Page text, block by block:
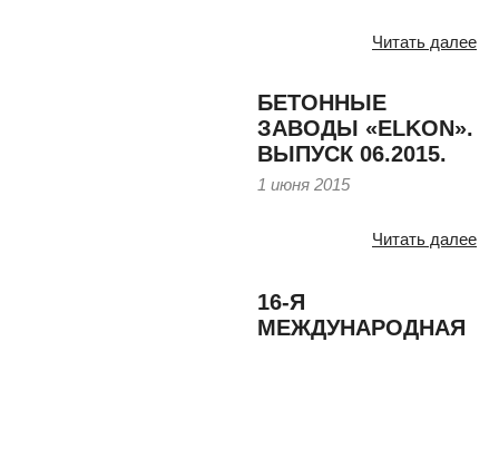
Читать далее
БЕТОННЫЕ
ЗАВОДЫ «ELKON».
ВЫПУСК 06.2015.
1 июня 2015
Читать далее
16-Я
МЕЖДУНАРОДНАЯ